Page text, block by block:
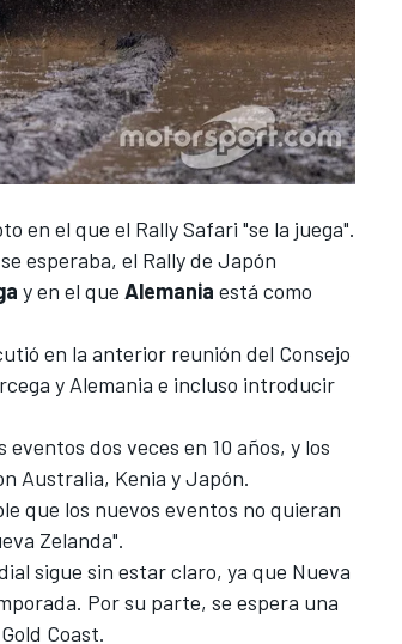
en el que el Rally Safari "se la juega".
esperaba, el Rally de Japón
y en el que Alemania está como
en la anterior reunión del Consejo
y Alemania e incluso introducir
dos veces en 10 años, y los
Australia, Kenia y Japón.
que los nuevos eventos no quieran
Zelanda".
sigue sin estar claro, ya que Nueva
Por su parte, se espera una
Coast.